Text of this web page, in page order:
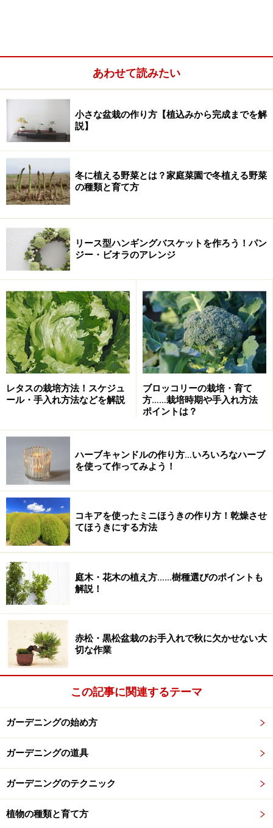
ハサミ
定規
ビニールテープ
この他、適宜マーカーや両面テープなど
また、テーブルを傷つけないように工作マットもあると
便利です
【作り方】
まず、ペットボトルを鉢受け皿になる部分と、鉢になる
部分とに切り分けます。
これは以前の記事でご紹介した、【ペットボトルで堆肥
作り】の際のカット方法と基本的には同じです。
左から500ml、1Lのミディサイズ、2Lのペットボトル
定規で大まかに採寸し、カットする位置にマーカーなど
で印をつけておきます。
カットするときは全てカッターで切るより、まずカッタ
ーでハサミの刃が入る程度の切り込みを入れてから、そ
こにハサミを差し入れてカットする方が簡単です。
特にお子さんが作業されるときは、カッターの刃を滑ら
せてケガをしないように注意します。
ハサミでカットするとギザギザになったり真っ直ぐ切れ
なかったりしますが、あまり気にせずに、一度ペットボ
トルを上下に切り離したあとできれいに切り直すように
しましょう。
鉢受け皿となる部分に鉢になる部分を差し込み、安定感
や全体の大きさ、バランスをみます。
鉢部分が大きすぎるようなら、このときに調整します。
ープを巻いておくと良いでしょう。
ペットボトルの透明感を活かした作品
オリジナリティーあふれる作品に
あわせて読みたい
小さな盆栽の作り方【植込みから完成までを解
説】
冬に植える野菜とは？家庭菜園で冬植える野菜
の種類と育て方
リース型ハンギングバスケットを作ろう！パン
ジー・ビオラのアレンジ
レタスの栽培方法！スケジュ
ール・手入れ方法などを解説
ブロッコリーの栽培・育て
方……栽培時期や手入れ方法
ポイントは？
ハーブキャンドルの作り方…いろいろなハーブ
を使って作ってみよう！
コキアを使ったミニほうきの作り方！乾燥させ
てほうきにする方法
庭木・花木の植え方……樹種選びのポイントも
解説！
赤松・黒松盆栽のお手入れで秋に欠かせない大
切な作業
この記事に関連するテーマ
ガーデニングの始め方
ガーデニングの道具
ガーデニングのテクニック
植物の種類と育て方